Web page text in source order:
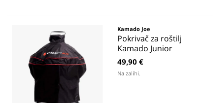
Kamado Joe
Pokrivač za roštilj
Kamado Junior
49,90 €
Na zalihi.